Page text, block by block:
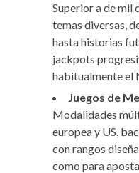
Superior a de mil
temas diversas,
hasta historias
jackpots
habitualmente el
Juegos de
Modalidades
europea y US,
con rangos
como para